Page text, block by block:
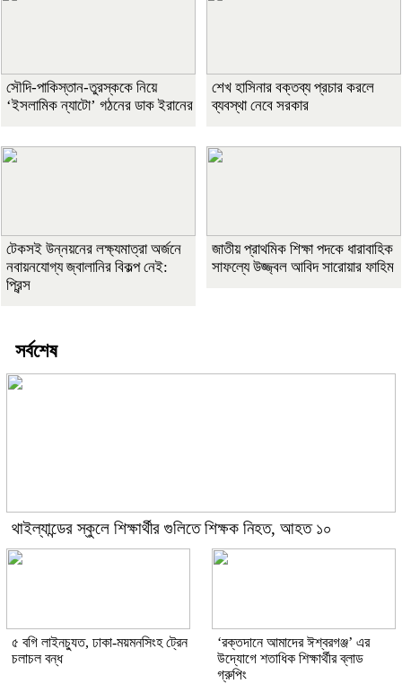
সৌদি-পাকিস্তান-তুরস্ককে নিয়ে
‘ইসলামিক ন্যাটো’ গঠনের ডাক ইরানের
শেখ হাসিনার বক্তব্য প্রচার করলে
ব্যবস্থা নেবে সরকার
টেকসই উন্নয়নের লক্ষ্যমাত্রা অর্জনে
নবায়নযোগ্য জ্বালানির বিকল্প নেই:
প্রিন্স
জাতীয় প্রাথমিক শিক্ষা পদকে ধারাবাহিক
সাফল্যে উজ্জ্বল আবিদ সারোয়ার ফাহিম
সর্বশেষ
থাইল্যান্ডের স্কুলে শিক্ষার্থীর গুলিতে শিক্ষক নিহত, আহত ১০
৫ বগি লাইনচ্যুত, ঢাকা-ময়মনসিংহ ট্রেন
চলাচল বন্ধ
‘রক্তদানে আমাদের ঈশ্বরগঞ্জ’ এর
উদ্যোগে শতাধিক শিক্ষার্থীর ব্লাড
গ্রুপিং